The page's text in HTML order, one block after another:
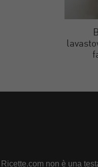
Ricette.com non è una